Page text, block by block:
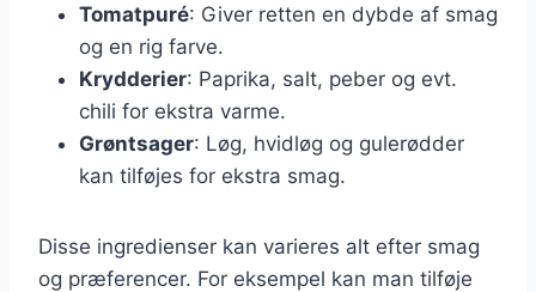
Tomatpuré: Giver retten en dybde af smag
og en rig farve.
Krydderier: Paprika, salt, peber og evt.
chili for ekstra varme.
Grøntsager: Løg, hvidløg og gulerødder
kan tilføjes for ekstra smag.
Disse ingredienser kan varieres alt efter smag
og præferencer. For eksempel kan man tilføje